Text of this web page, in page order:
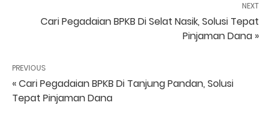
NEXT
Cari Pegadaian BPKB Di Selat Nasik, Solusi Tepat
Pinjaman Dana »
PREVIOUS
« Cari Pegadaian BPKB Di Tanjung Pandan, Solusi
Tepat Pinjaman Dana